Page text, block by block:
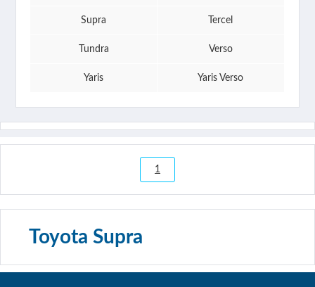
Supra Tercel
Tundra Verso
Yaris Yaris Verso
1
Toyota Supra